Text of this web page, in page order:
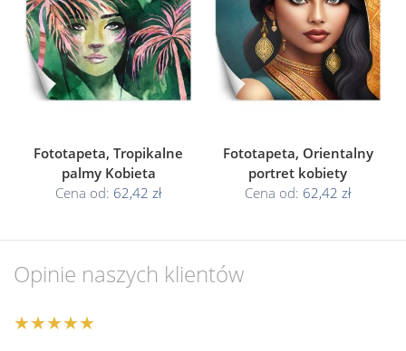
Fototapeta, Tropikalne
palmy Kobieta
Cena od: 62,42 zł
Fototapeta, Orientalny
portret kobiety
Cena od: 62,42 zł
Opinie naszych klientów
★★★★★